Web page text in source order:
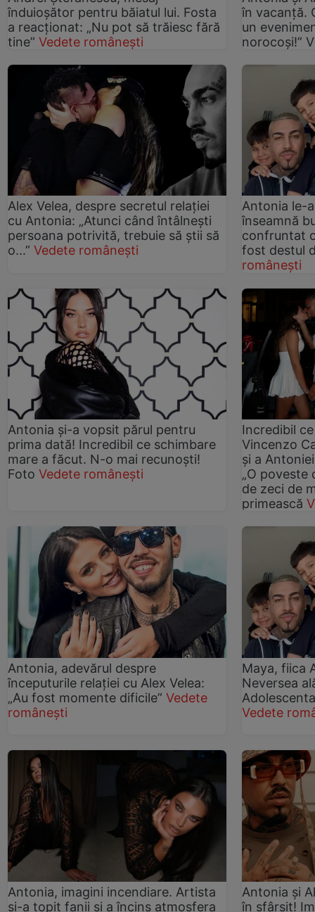
înduioșător pentru băiatul lui. Fosta
a reacționat: „Nu pot să trăiesc fără
tine” Vedete românești
în vacanță.
un
norocoși!”
Alex Velea, despre secretul relației
cu Antonia: „Atunci când întâlnești
persoana potrivită, trebuie să știi să
o...” Vedete românești
Antonia le-
înseamnă
confruntat
fost destul
românești
Antonia și-a vopsit părul pentru
prima dată! Incredibil ce schimbare
mare a făcut. N-o mai recunoști!
Foto Vedete românești
Incredibil
Vincenzo
și a
„O poveste
de zeci de
primească
Antonia, adevărul despre
începuturile relației cu Alex Velea:
„Au fost momente dificile” Vedete
românești
Maya, fiica
Neversea
Vedete
Antonia, imagini incendiare. Artista
și-a topit fanii și a încins atmosfera
Antonia și
în sfârșit!